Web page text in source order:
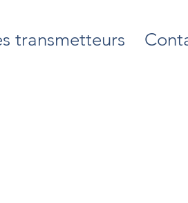
transmetteurs